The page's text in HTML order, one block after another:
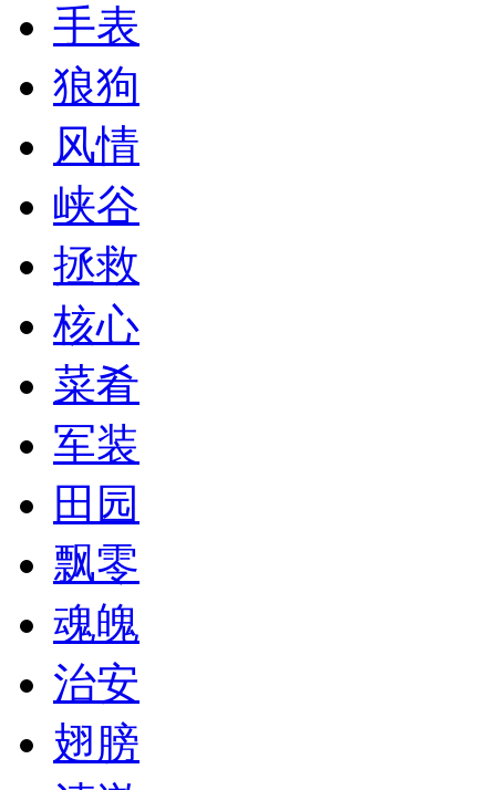
手表
狼狗
风情
峡谷
拯救
核心
菜肴
军装
田园
飘零
魂魄
治安
翅膀